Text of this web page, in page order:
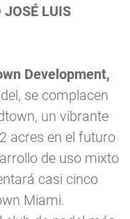
JOSÉ LUIS
Development,
se complacen
un vibrante
acres en el futuro
de uso mixto
casi cinco
Miami.